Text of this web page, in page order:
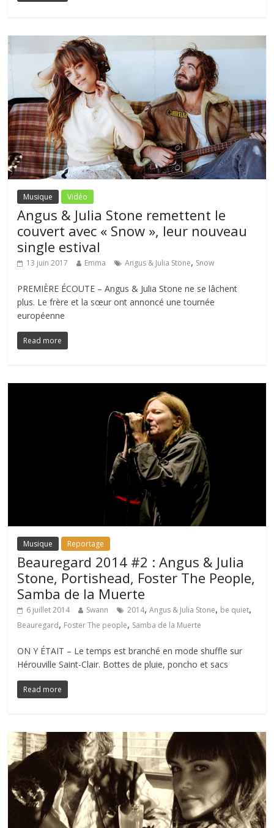
Musique Vidéo
Angus & Julia Stone remettent le
couvert avec « Snow », leur nouveau
single estival
13 juin 2017 Emma Angus & Julia Stone, Snow
PREMIÈRE ÉCOUTE – Angus & Julia Stone ne se lâchent
plus. Le frère et la sœur ont annoncé une tournée
européenne
Read more
Musique Reportage
Beauregard 2014 #2 : Angus & Julia
Stone, Portishead, Foster The People,
Samba de la Muerte
6 juillet 2014 Swann 2014,Angus & Julia Stone, be quiet,
Beauregard, Foster The people, Samba de la Muerte
ON Y ÉTAIT – Le temps est branché en mode shuffle sur
Hérouville Saint-Clair. Bottes de pluie, poncho et sacs
Read more